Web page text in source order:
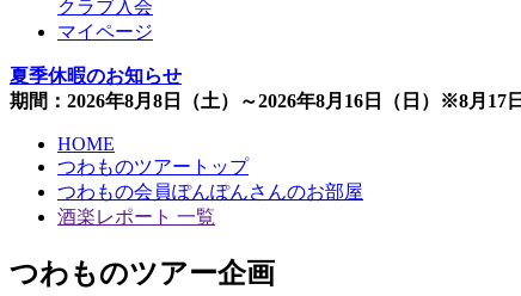
クラブ入会
マイページ
夏季休暇のお知らせ
期間：2026年8月8日（土）～2026年8月16日（日）※8月17
HOME
つわものツアートップ
つわもの会員ぽんぽんさんのお部屋
酒楽レポート 一覧
つわものツアー企画